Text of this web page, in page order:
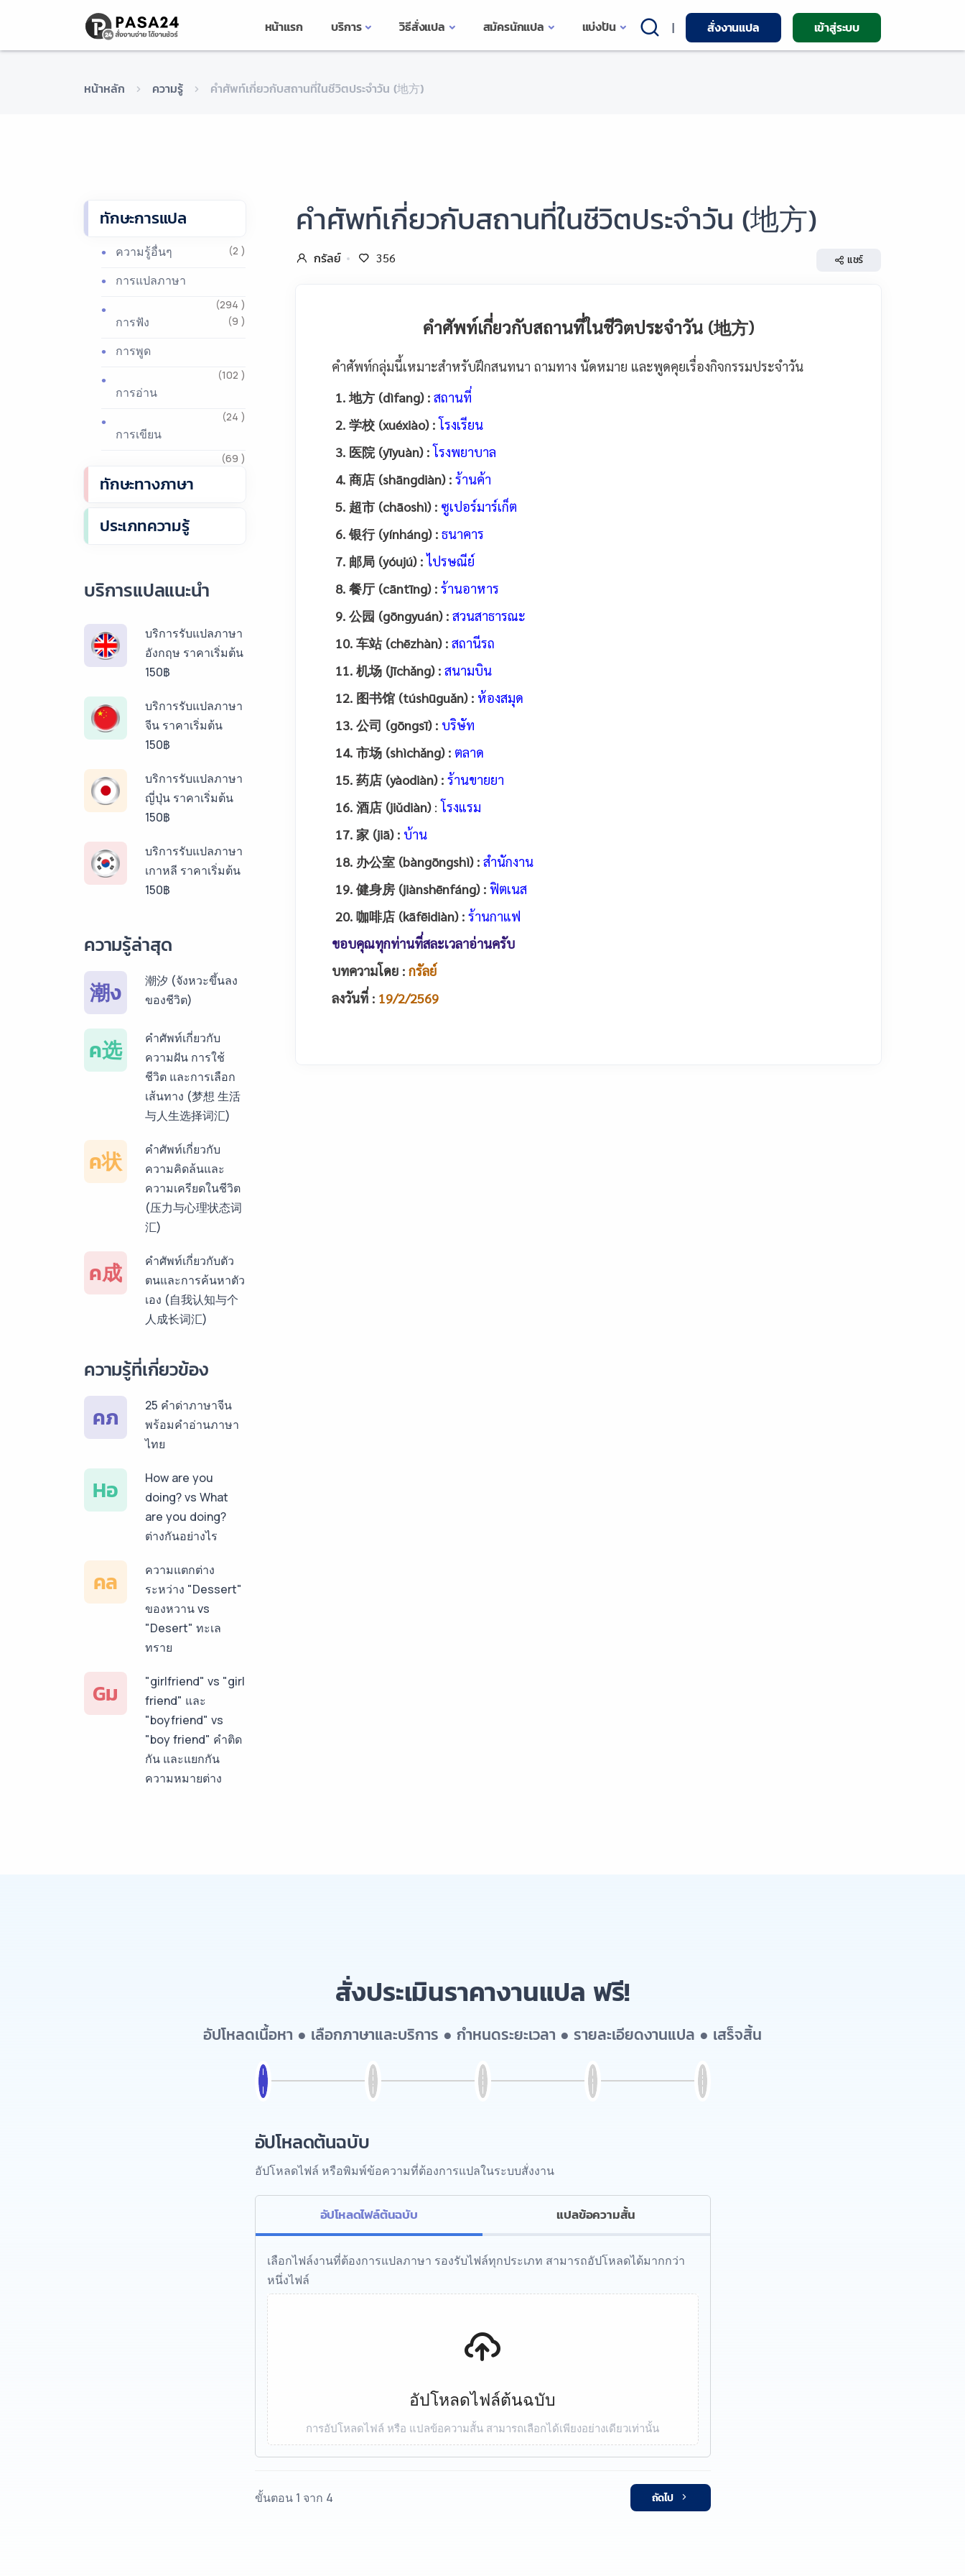
หน้าแรก บริการ วิธีสั่งแปล สมัครนักแปล แบ่งปัน | สั่งงานแปล เข้าสู่ระบบ
หน้าหลัก ความรู้ คำศัพท์เกี่ยวกับสถานที่ในชีวิตประจำวัน (地方)
คำศัพท์เกี่ยวกับสถานที่ในชีวิตประจำวัน (地方)
กรัลย์ 356 แชร์
คำศัพท์เกี่ยวกับสถานที่ในชีวิตประจำวัน (地方)
คำศัพท์กลุ่มนี้เหมาะสำหรับฝึกสนทนา ถามทาง นัดหมาย และพูดคุยเรื่องกิจกรรมประจำวัน
1. 地方 (dìfang) : สถานที่
2. 学校 (xuéxiào) :โรงเรียน
3. 医院 (yīyuàn) : โรงพยาบาล
4. 商店 (shāngdiàn) : ร้านค้า
5. 超市 (chāoshì) : ซูเปอร์มาร์เก็ต
6. 银行 (yínháng) : ธนาคาร
7. 邮局 (yóujú) : ไปรษณีย์
8. 餐厅 (cāntīng) : ร้านอาหาร
9. 公园 (gōngyuán) : สวนสาธารณะ
10. 车站 (chēzhàn) : สถานีรถ
11. 机场 (jīchǎng) : สนามบิน
12. 图书馆 (túshūguǎn) : ห้องสมุด
13. 公司 (gōngsī) : บริษัท
14. 市场 (shìchǎng) : ตลาด
15. 药店 (yàodiàn) : ร้านขายยา
16. 酒店 (jiǔdiàn) :โรงแรม
17. 家 (jiā) : บ้าน
18. 办公室 (bàngōngshì) : สำนักงาน
19. 健身房 (jiànshēnfáng) : ฟิตเนส
20. 咖啡店 (kāfēidiàn) : ร้านกาแฟ
ขอบคุณทุกท่านที่สละเวลาอ่านครับ
บทความโดย : กรัลย์
ลงวันที่ : 19/2/2569
ทักษะการแปล
ความรู้อื่นๆ (2 )
การแปลภาษา
(294 )
การฟัง (9 )
การพูด
(102 )
การอ่าน
(24 )
การเขียน
(69 )
ทักษะทางภาษา
ประเภทความรู้
บริการแปลแนะนำ
บริการรับแปลภาษา
อังกฤษ ราคาเริ่มต้น
150฿
บริการรับแปลภาษา
จีน ราคาเริ่มต้น
150฿
บริการรับแปลภาษา
ญี่ปุ่น ราคาเริ่มต้น
150฿
บริการรับแปลภาษา
เกาหลี ราคาเริ่มต้น
150฿
ลาว ราคาเริ่มต้น
บริการรับแปลภาษา
150฿
บริการรับแปลภาษา
กัมพูชา ราคาเริ่มต้น
150฿
บริการรับแปลภาษา
เวียดนาม ราคาเริ่ม
ต้น 150฿
บริการรับแปลภาษา
ฝรั่งเศส ราคาเริ่มต้น
150฿
บริการรับแปลภาษา
สเปน ราคาเริ่มต้น
150฿
บริการรับแปลภาษา
เยอรมัน ราคาเริ่ม
ต้น 150฿
บริการรับแปลภาษา
รัสเซีย ราคาเริ่มต้น
150฿
บริการรับแปลภาษา
ทั่วไทย ราคาเริ่มต้น
150฿
ความรู้ล่าสุด
潮ง
潮汐 (จังหวะขึ้นลง
ของชีวิต)
ค选
คำศัพท์เกี่ยวกับ
ความฝัน การใช้
ชีวิต และการเลือก
เส้นทาง (梦想 生活
与人生选择词汇)
ค状
คำศัพท์เกี่ยวกับ
ความคิดล้นและ
ความเครียดในชีวิต
(压力与心理状态词
汇)
ค成
คำศัพท์เกี่ยวกับตัว
ตนและการค้นหาตัว
เอง (自我认知与个
人成长词汇)
ความรู้ที่เกี่ยวข้อง
คภ
25 คำด่าภาษาจีน
พร้อมคำอ่านภาษา
ไทย
Hอ
How are you
doing? vs What
are you doing?
ต่างกันอย่างไร
คล
ความแตกต่าง
ระหว่าง "Dessert"
ของหวาน vs
"Desert" ทะเล
ทราย
Gม
"girlfriend" vs "girl
friend" และ
"boyfriend" vs
"boy friend" คำติด
กัน และแยกกัน
ความหมายต่าง
สั่งประเมินราคางานแปล ฟรี!
อัปโหลดเนื้อหา ● เลือกภาษาและบริการ ● กำหนดระยะเวลา ● รายละเอียดงานแปล ● เสร็จสิ้น
อัปโหลดต้นฉบับ
อัปโหลดไฟล์ หรือพิมพ์ข้อความที่ต้องการแปลในระบบสั่งงาน
อัปโหลดไฟล์ต้นฉบับ แปลข้อความสั้น
เลือกไฟล์งานที่ต้องการแปลภาษา รองรับไฟล์ทุกประเภท สามารถอัปโหลดได้มากกว่า
หนึ่งไฟล์
อัปโหลดไฟล์ต้นฉบับ
การอัปโหลดไฟล์ หรือ แปลข้อความสั้น สามารถเลือกได้เพียงอย่างเดียวเท่านั้น
ขั้นตอน 1 จาก 4 ถัดไป